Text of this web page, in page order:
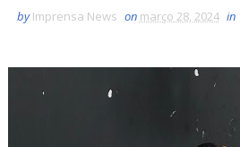
by Imprensa News on março 28, 2024 in